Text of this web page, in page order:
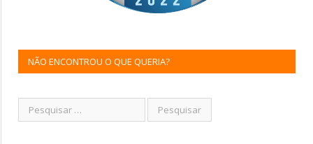
NÃO ENCONTROU O QUE QUERIA?